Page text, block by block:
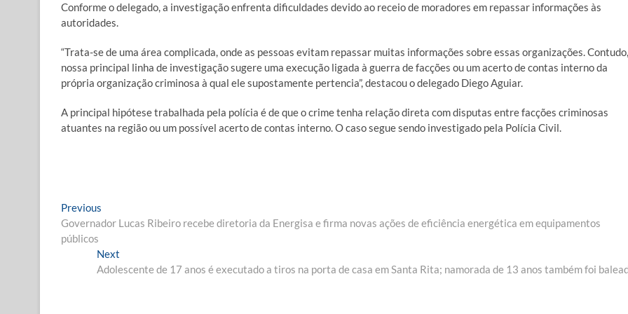
Conforme o delegado, a investigação enfrenta dificuldades devido ao receio de moradores em repassar informações às
autoridades.
“Trata-se de uma área complicada, onde as pessoas evitam repassar muitas informações sobre essas organizações. Contudo,
nossa principal linha de investigação sugere uma execução ligada à guerra de facções ou um acerto de contas interno da
própria organização criminosa à qual ele supostamente pertencia”, destacou o delegado Diego Aguiar.
A principal hipótese trabalhada pela polícia é de que o crime tenha relação direta com disputas entre facções criminosas
atuantes na região ou um possível acerto de contas interno. O caso segue sendo investigado pela Polícia Civil.
Navegação
de
Previous
post:
Governador Lucas Ribeiro recebe diretoria da Energisa e firma novas ações de eficiência energética em equipamentos
públicos
Next
post:
Adolescente de 17 anos é executado a tiros na porta de casa em Santa Rita; namorada de 13 anos também foi